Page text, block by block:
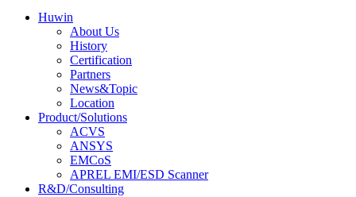
Huwin
About Us
History
Certification
Partners
News&Topic
Location
Product/Solutions
ACVS
ANSYS
EMCoS
APREL EMI/ESD Scanner
R&D/Consulting